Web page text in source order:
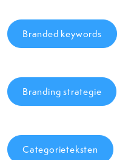
Branded keywords
Branding strategie
Categorieteksten